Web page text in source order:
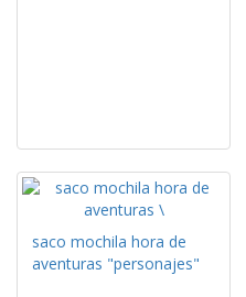
saco mochila hora de
aventuras "personajes"